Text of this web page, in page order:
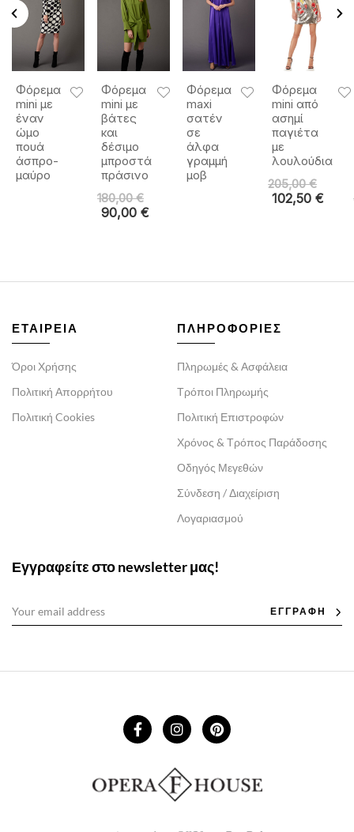
Φόρεμα
mini με
έναν
ώμο
πουά
άσπρο-
μαύρο
Φόρεμα
mini με
βάτες
και
δέσιμο
μπροστά
πράσινο
180,00€
90,00€
Φόρεμα
maxi
σατέν
σε
άλφα
γραμμή
μοβ
Φόρεμα
mini από
ασημί
παγιέτα
με
λουλούδια
205,00€
102,50€
ΕΤΑΙΡΕΙΑ
Όροι Χρήσης
Πολιτική Απορρήτου
Πολιτική Cookies
ΠΛΗΡΟΦΟΡΙΕΣ
Πληρωμές & Ασφάλεια
Τρόποι Πληρωμής
Πολιτική Επιστροφών
Χρόνος & Τρόπος Παράδοσης
Οδηγός Μεγεθών
Σύνδεση / Διαχείριση
Λογαριασμού
Εγγραφείτε στο newsletter μας!
ΕΓΓΡΑΦΗ